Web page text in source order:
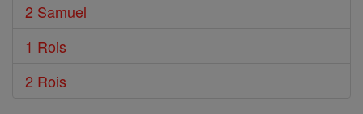
2 Samuel
1 Rois
2 Rois